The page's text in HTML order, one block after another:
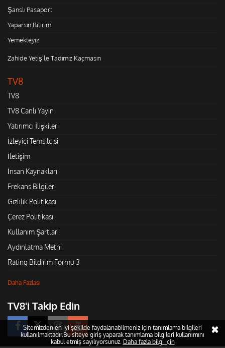
Şanslı Pasaport
Yaparsın Bilirim
Yemekteyiz
Zahide Yetiş'le Tadımız Kaçmasın
TV8
TV8
TV8 Canlı Yayın
Yatırımcı İlişkileri
İzleyici Temsilcisi
İletişim
İnsan Kaynakları
Frekans Bilgileri
Gizlilik Politikası
Çerez Politikası
Kullanım Şartları
Aydınlatma Metni
Rating Bildirim Formu 3
Daha Fazlası
TV8'i Takip Edin
Sitemizden en iyi şekilde faydalanabilmeniz için tanımlama bilgileri
kullanılmaktadır.Bu siteye giriş yaparak tanımlama bilgileri kullanımını
kabul etmiş sayılıyorsunuz. Daha fazla bilgi için